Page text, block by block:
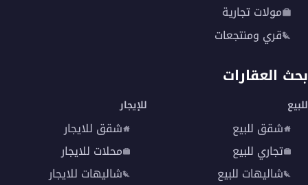
مولات تجارية
قري ومنتجعات
بحث العقارات
للبيع
شقق للبيع
تجاري للبيع
شاليهات للبيع
للإيجار
شقق للايجار
محلات للايجار
شاليهات للايجار